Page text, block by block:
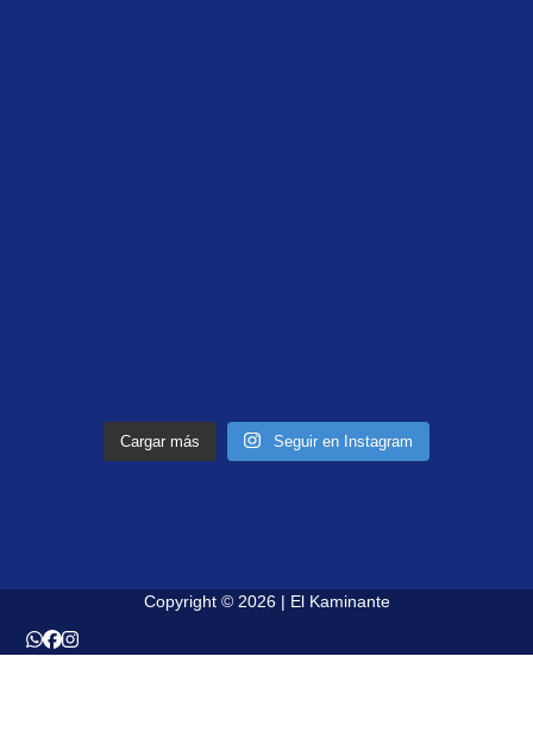
Cargar más Seguir en Instagram
Copyright © 2026 | El Kaminante